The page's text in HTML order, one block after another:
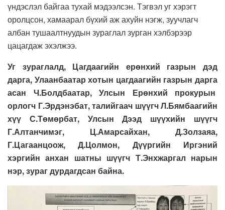
үндэслэл байгаа тухай мэдээлсэн. Тэгвэл уг хэрэгт
оролцсон, хамаарал бүхий аж ахуйн нэгж, зуучлагч
албан тушаалтнуудын зураглал зурган хэлбэрээр
цацагдаж эхэлжээ.
Уг зураглалд, Цагдаагийн ерөнхий газрын дэд
дарга, Улаанбаатар хотын цагдаагийн газрын дарга
асан Ч.Болдбаатар, Улсын Ерөнхий прокурын
орлогч Г.Эрдэнэбат, талийгаач шүүгч Л.Бямбаагийн
хүү С.Төмөрбат, Улсын Дээд шүүхийн шүүгч
Г.Алтанчимэг, Ц.Амарсайхан, Д.Золзаяа,
Г.Цагаанцоож, Д.Цолмон, Дүүргийн Иргэний
хэргийн анхан шатны шүүгч Т.Энхжаргал нарын
нэр, зураг дурдагдсан байна.